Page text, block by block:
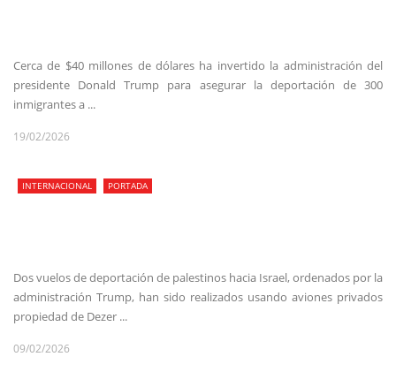
Cerca de $40 millones de dólares ha invertido la administración del
presidente Donald Trump para asegurar la deportación de 300
inmigrantes a ...
19/02/2026
INTERNACIONAL PORTADA
Dos vuelos de deportación de palestinos hacia Israel, ordenados por la
administración Trump, han sido realizados usando aviones privados
propiedad de Dezer ...
09/02/2026